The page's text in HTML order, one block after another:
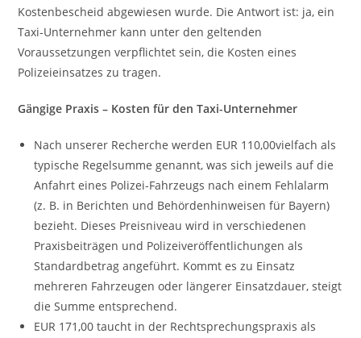
Kostenbescheid abgewiesen wurde. Die Antwort ist: ja, ein
Taxi-Unternehmer kann unter den geltenden
Voraussetzungen verpflichtet sein, die Kosten eines
Polizeieinsatzes zu tragen.
Gängige Praxis – Kosten für den Taxi-Unternehmer
Nach unserer Recherche werden EUR 110,00vielfach als
typische Regelsumme genannt, was sich jeweils auf die
Anfahrt eines Polizei-Fahrzeugs nach einem Fehlalarm
(z. B. in Berichten und Behördenhinweisen für Bayern)
bezieht. Dieses Preisniveau wird in verschiedenen
Praxisbeiträgen und Polizeiveröffentlichungen als
Standardbetrag angeführt. Kommt es zu Einsatz
mehreren Fahrzeugen oder längerer Einsatzdauer, steigt
die Summe entsprechend.
EUR 171,00 taucht in der Rechtsprechungspraxis als